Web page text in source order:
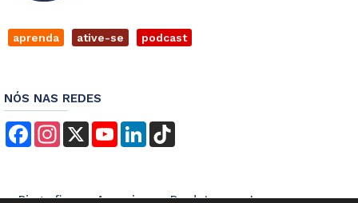
aprenda ative-se podcast
NÓS NAS REDES
FacebookInstagram
X YouTubeLinkedIn
Biografia Anuncie Produtos Imprensa